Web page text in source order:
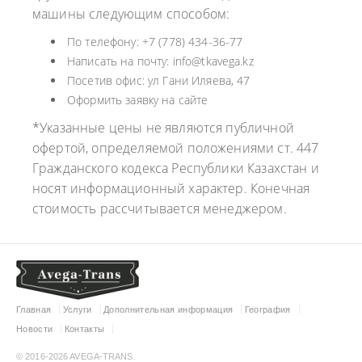
машины следующим способом:
По телефону: +7 (778) 434-36-77
Написать на почту: info@tkavega.kz
Посетив офис: ул Гани Иляева, 47
Оформить заявку на сайте
*Указанные цены не являются публичной
офертой, определяемой положениями ст. 447
Гражданского кодекса Республики Казахстан и
носят информационный характер. Конечная
стоимость рассчитывается менеджером.
Главная Услуги Дополнительная информация
География
Новости
Контакты
© 2016-2026 AVEGA-TRANS.